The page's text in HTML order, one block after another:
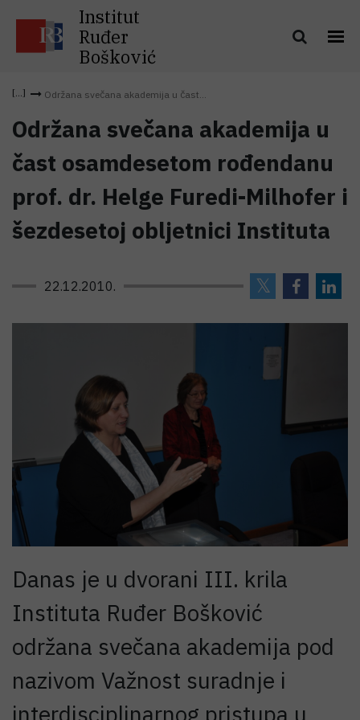
Institut
Ruđer
Bošković
Održana svečana akademija u čast...
Održana svečana akademija u
čast osamdesetom rođendanu
prof. dr. Helge Furedi-Milhofer i
šezdesetoj obljetnici Instituta
22.12.2010.
Danas je u dvorani III. krila
Instituta Ruđer Bošković
održana svečana akademija pod
nazivom Važnost suradnje i
interdisciplinarnog pristupa u